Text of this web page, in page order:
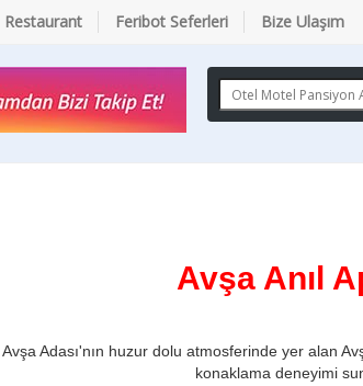
Restaurant Feribot Seferleri Bize Ulaşım
Avşa Anıl
Avşa Adası'nın huzur dolu atmosferinde yer alan
konaklama deneyimi